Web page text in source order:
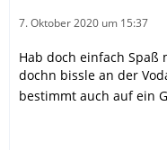
- Ist die Vodafone-
- Kannst du mit Lidl
Shop gehen, wenn es
Wenn du beide
7. Oktober 2020 um 15:37
Hab doch einfach
dochn bissle an der
bestimmt auch auf ein